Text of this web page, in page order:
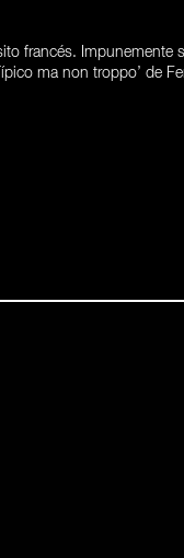
francés. Impunemente
ma non troppo’ de